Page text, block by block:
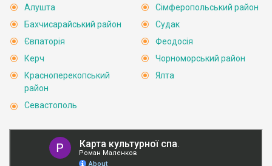
Алушта
Бахчисарайський район
Євпаторія
Керч
Красноперекопський
район
Севастополь
Сімферопольський район
Судак
Феодосія
Чорноморський район
Ялта